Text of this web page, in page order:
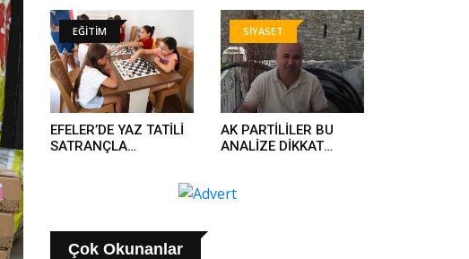
GEÇİRİLDİ, 844 KİŞİ
TUTUKLANDI..
PARTİYE GEÇTİ..
EĞİTİM
EFELER’DE YAZ TATİLİ
SATRANÇLA
SİYASET
AK PARTİLİLER BU
ANALİZE DİKKAT
Çok Okunanlar